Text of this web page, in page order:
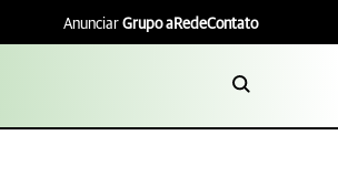
Anunciar Grupo aRedeContato